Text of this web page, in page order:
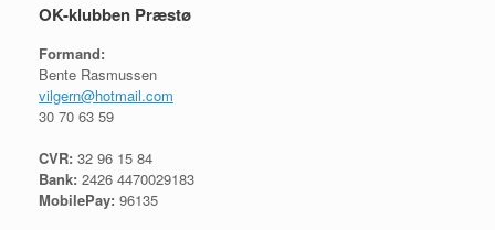
OK-klubben Præstø
Formand:
Bente Rasmussen
vilgern@hotmail.com
30 70 63 59
CVR: 32 96 15 84
Bank: 2426 4470029183
MobilePay: 96135